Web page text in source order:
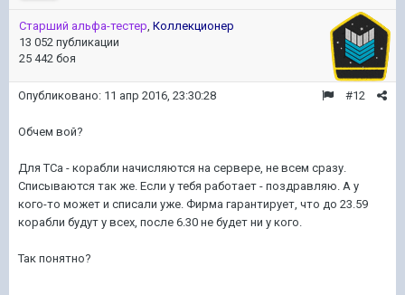
Старший альфа-тестер Коллекционер
13 052 публикации
25 442 боя
#12
Опубликовано: 11 апр 2016, 23:30:28
Обчем вой?
Для ТСа - корабли начисляются на сервере, не всем сразу.
Списываются так же. Если у тебя работает - поздравляю. А у
кого-то может и списали уже. Фирма гарантирует, что до 23.59
корабли будут у всех, после 6.30 не будет ни у кого.
Так понятно?